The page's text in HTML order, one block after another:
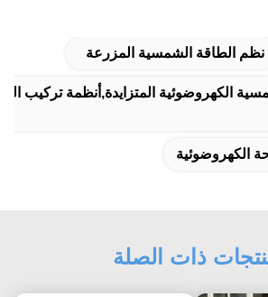
نظم الطاقة الشمسية المزرعة
الكهروضوئية المتزايدة,أنظمة تركيب
الكهروضوئية
ذات الصلة